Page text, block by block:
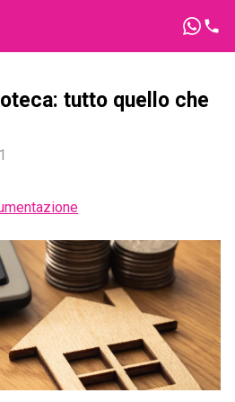
tutto quello che